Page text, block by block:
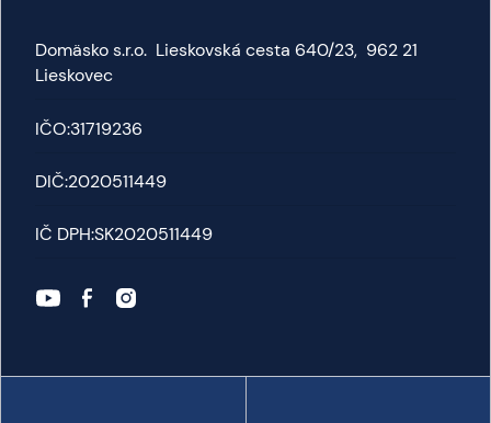
Domäsko s.r.o. Lieskovská cesta 640/23, 962 21
Lieskovec
IČO:31719236
DIČ:2020511449
IČ DPH:SK2020511449